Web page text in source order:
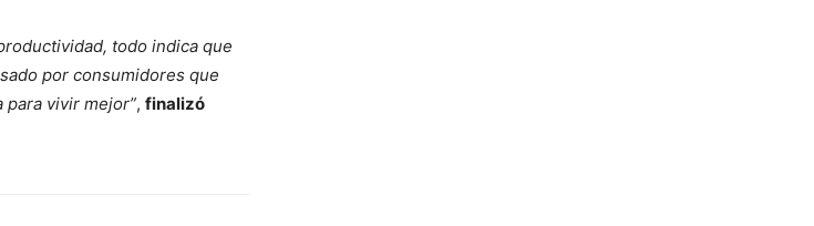
todo indica que
por consumidores que
vivir mejor”, finalizó